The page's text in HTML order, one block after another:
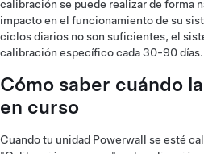
calibración se puede realizar de forma
impacto en el funcionamiento de su
ciclos diarios no son suficientes, el
calibración específico cada 30-90 días.
Cómo saber cuándo
en curso
Cuando tu unidad Powerwall se esté